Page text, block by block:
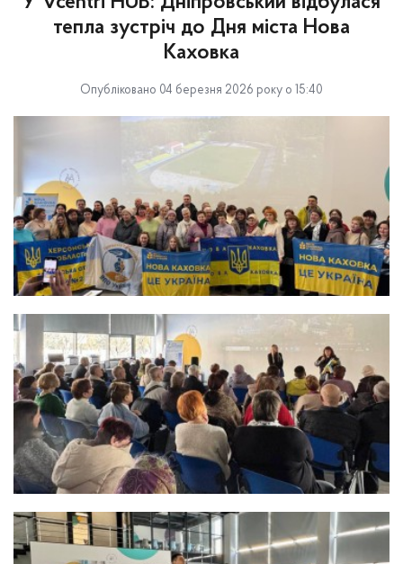
тепла зустріч до Дня міста Нова
Каховка
Опубліковано 04 березня 2026 року о 15:40